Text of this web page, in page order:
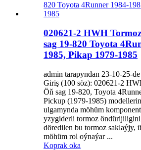
020621-2 HWH
sag 19-820 Toyota
1985, Pikap 1979-1985
admin tarapyndan 23-10-25-de
Giriş (100 söz): 020621-2
Öň sag 19-820, Toyota
Pickup (1979-1985)
ulgamynda möhüm
yzygiderli tormoz
döredilen bu tormoz saklaýjy,
möhüm rol oýnaýar ...
Koprak oka